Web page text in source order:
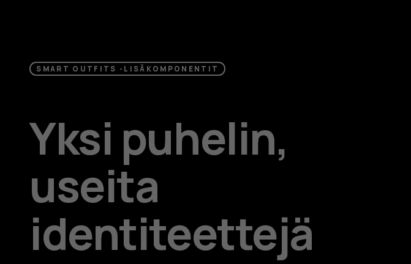
SMART OUTFITS -LISÄKOMPONENTIT
Yksi puhelin,
useita
identiteettejä